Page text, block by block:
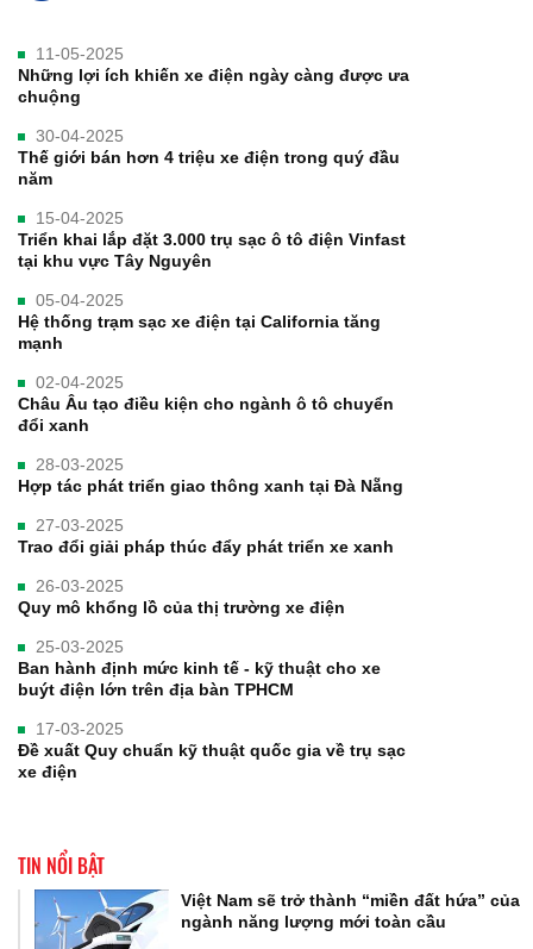
11-05-2025
Những lợi ích khiến xe điện ngày càng được ưa
chuộng
30-04-2025
Thế giới bán hơn 4 triệu xe điện trong quý đầu
năm
15-04-2025
Triển khai lắp đặt 3.000 trụ sạc ô tô điện Vinfast
tại khu vực Tây Nguyên
05-04-2025
Hệ thống trạm sạc xe điện tại California tăng
mạnh
02-04-2025
Châu Âu tạo điều kiện cho ngành ô tô chuyển
đổi xanh
28-03-2025
Hợp tác phát triển giao thông xanh tại Đà Nẵng
27-03-2025
Trao đổi giải pháp thúc đẩy phát triển xe xanh
26-03-2025
Quy mô khổng lồ của thị trường xe điện
25-03-2025
Ban hành định mức kinh tế - kỹ thuật cho xe
buýt điện lớn trên địa bàn TPHCM
17-03-2025
Đề xuất Quy chuẩn kỹ thuật quốc gia về trụ sạc
xe điện
TIN NỔI BẬT
Việt Nam sẽ trở thành “miền đất hứa” của
ngành năng lượng mới toàn cầu